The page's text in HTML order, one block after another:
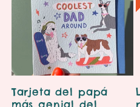
Tarjeta del papá
más genial del